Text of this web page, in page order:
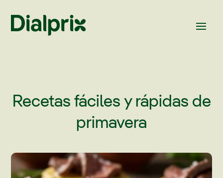
Recetas fáciles y rápidas de
primavera